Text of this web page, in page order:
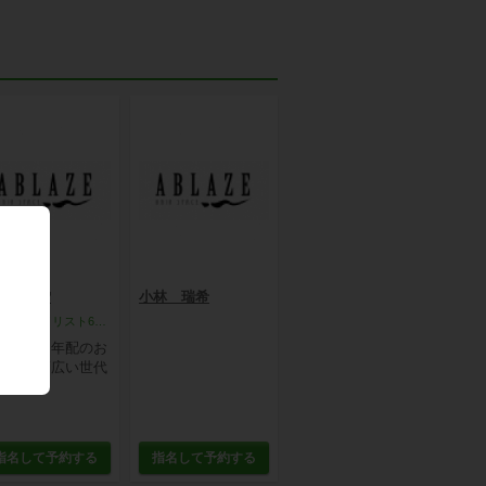
ズから年配のお
まで幅広い世代
名して予約する
小林 瑞希
指名して予約する